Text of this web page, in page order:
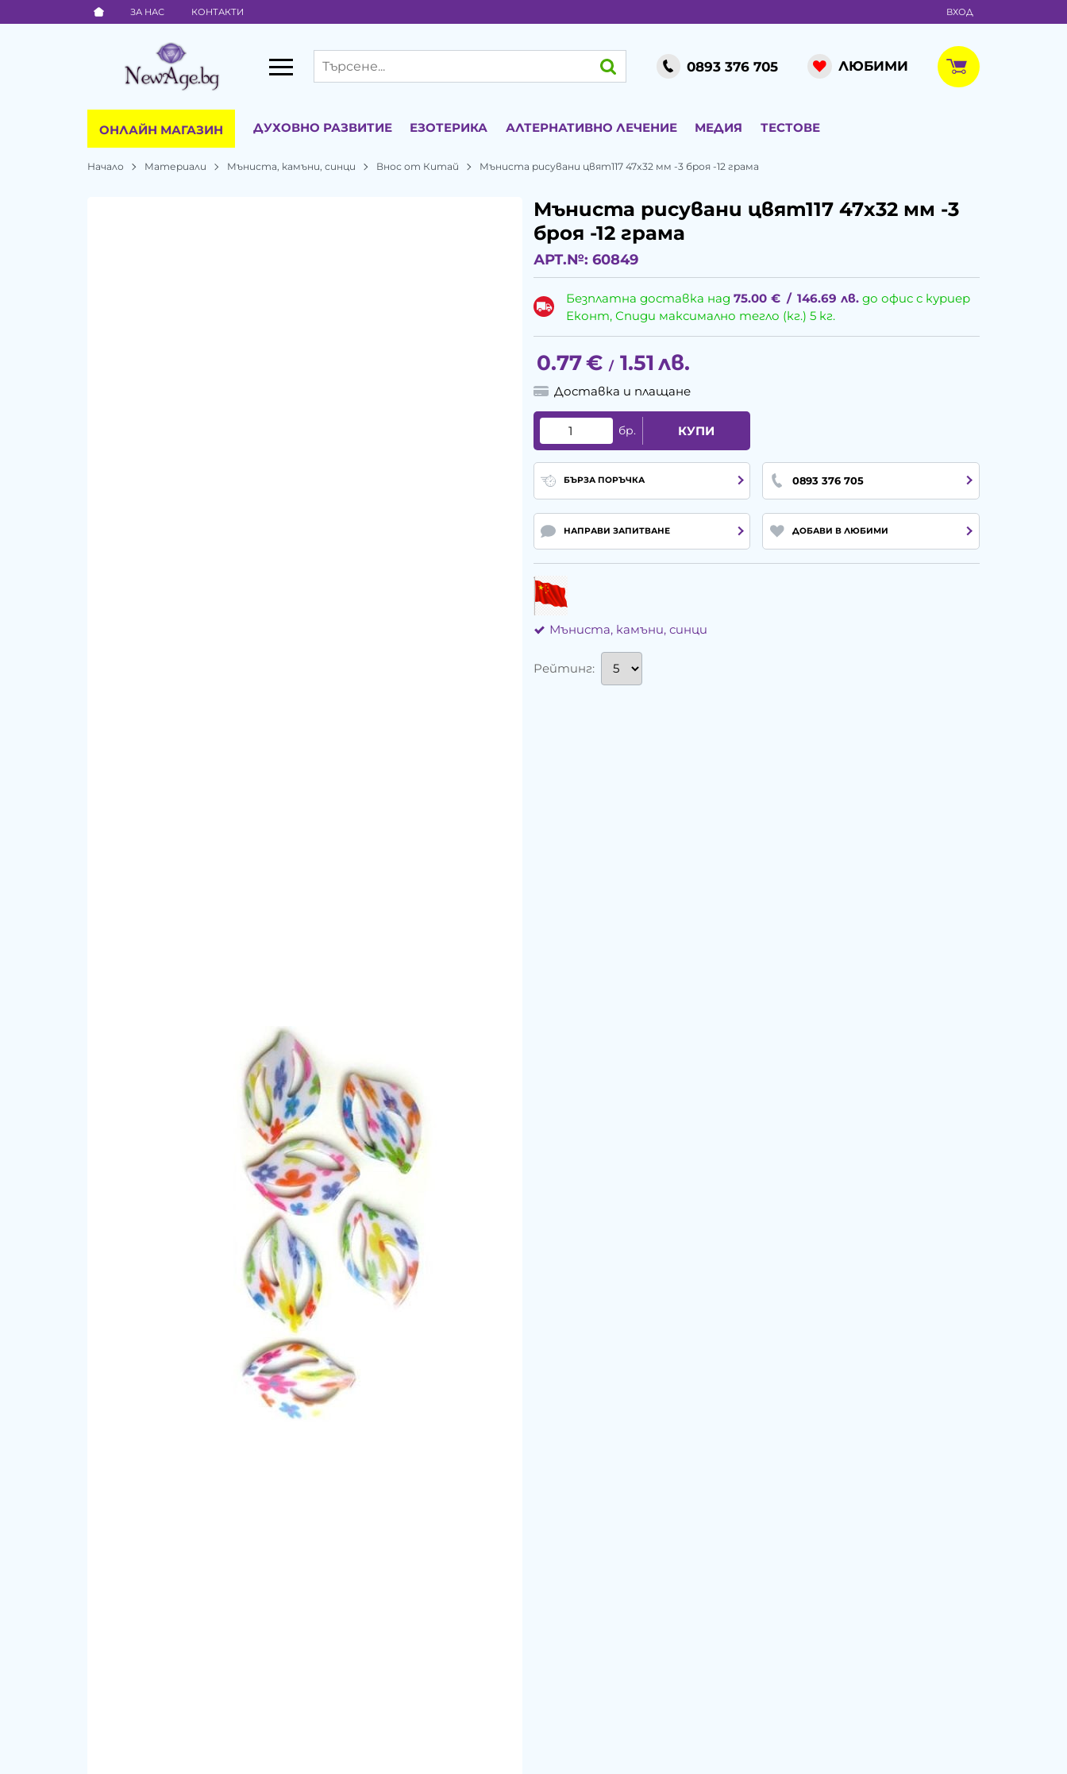
ЗА НАС КОНТАКТИ ВХОД
0893 376 705 ЛЮБИМИ
ОНЛАЙН МАГАЗИН ДУХОВНО РАЗВИТИЕ ЕЗОТЕРИКА АЛТЕРНАТИВНО ЛЕЧЕНИЕ МЕДИЯ ТЕСТОВЕ
Начало Материали Мъниста, камъни, синци Внос от Китай Мъниста рисувани цвят117 47x32 мм -3 броя -12 грама
Мъниста рисувани цвят117 47x32 мм -3
броя -12 грама
АРТ.№: 60849
Безплатна доставка над75.00 € / 146.69 лв. до офис с куриер
Еконт, Спиди максимално тегло (кг.) 5 кг.
0.77€ / 1.51 лв.
Доставка и плащане
бр. КУПИ
БЪРЗА ПОРЪЧКА 0893 376 705
НАПРАВИ ЗАПИТВАНЕ ДОБАВИ В ЛЮБИМИ
Мъниста, камъни, синци
Рейтинг: